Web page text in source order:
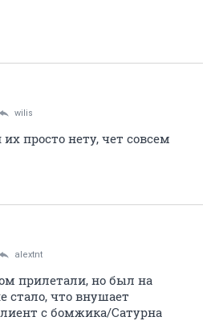
wilis
просто нету, чет совсем
alextnt
прилетали, но был на
стало, что внушает
с бомжика/Сатурна